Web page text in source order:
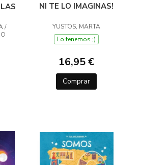
/
NI TE LO IMAGINAS!
YUSTOS, MARTA
Lo tenemos ;)
16,95 €
Comprar